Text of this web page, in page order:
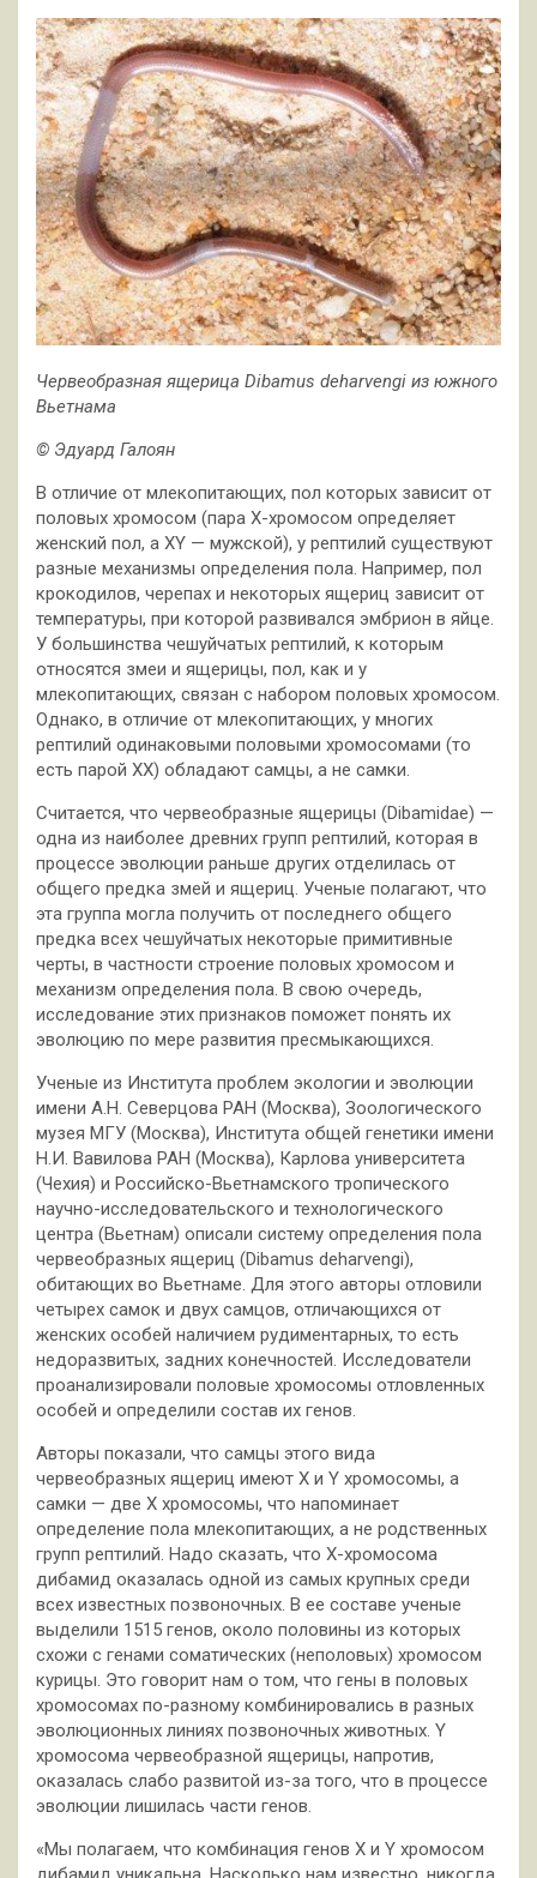
Червеобразная ящерица Dibamus deharvengi из южного
Вьетнама
© Эдуард Галоян
В отличие от млекопитающих, пол которых зависит от
половых хромосом (пара X-хромосом определяет
женский пол, а XY — мужской), у рептилий существуют
разные механизмы определения пола. Например, пол
крокодилов, черепах и некоторых ящериц зависит от
температуры, при которой развивался эмбрион в яйце.
У большинства чешуйчатых рептилий, к которым
относятся змеи и ящерицы, пол, как и у
млекопитающих, связан с набором половых хромосом.
Однако, в отличие от млекопитающих, у многих
рептилий одинаковыми половыми хромосомами (то
есть парой XX) обладают самцы, а не самки.
Считается, что червеобразные ящерицы (Dibamidae) —
одна из наиболее древних групп рептилий, которая в
процессе эволюции раньше других отделилась от
общего предка змей и ящериц. Ученые полагают, что
эта группа могла получить от последнего общего
предка всех чешуйчатых некоторые примитивные
черты, в частности строение половых хромосом и
механизм определения пола. В свою очередь,
исследование этих признаков поможет понять их
эволюцию по мере развития пресмыкающихся.
Ученые из Института проблем экологии и эволюции
имени А.Н. Северцова РАН (Москва), Зоологического
музея МГУ (Москва), Института общей генетики имени
Н.И. Вавилова РАН (Москва), Карлова университета
(Чехия) и Российско-Вьетнамского тропического
научно-исследовательского и технологического
центра (Вьетнам) описали систему определения пола
червеобразных ящериц (Dibamus deharvengi),
обитающих во Вьетнаме. Для этого авторы отловили
четырех самок и двух самцов, отличающихся от
женских особей наличием рудиментарных, то есть
недоразвитых, задних конечностей. Исследователи
проанализировали половые хромосомы отловленных
особей и определили состав их генов.
Авторы показали, что самцы этого вида
червеобразных ящериц имеют X и Y хромосомы, а
самки — две X хромосомы, что напоминает
определение пола млекопитающих, а не родственных
групп рептилий. Надо сказать, что X-хромосома
дибамид оказалась одной из самых крупных среди
всех известных позвоночных. В ее составе ученые
выделили 1515 генов, около половины из которых
схожи с генами соматических (неполовых) хромосом
курицы. Это говорит нам о том, что гены в половых
хромосомах по-разному комбинировались в разных
эволюционных линиях позвоночных животных. Y
хромосома червеобразной ящерицы, напротив,
оказалась слабо развитой из-за того, что в процессе
эволюции лишилась части генов.
«Мы полагаем, что комбинация генов X и Y хромосом